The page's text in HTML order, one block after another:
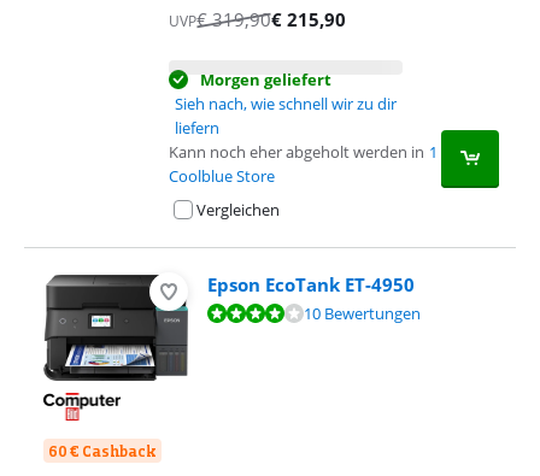
UVP€319,90€215,90
Morgen geliefert
Sieh nach, wie schnell wir zu dir
liefern
Kann noch eher abgeholt werden in 1
Coolblue Store
Vergleichen
60 € Cashback
Epson EcoTank ET-4950
Bewertet mit 7,7 von 10, basierend auf 10 Bewertungen.
10 Bewertungen